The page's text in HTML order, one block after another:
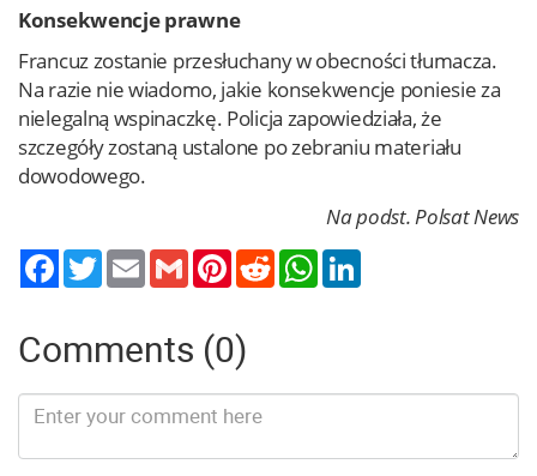
Konsekwencje prawne
Francuz zostanie przesłuchany w obecności tłumacza.
Na razie nie wiadomo, jakie konsekwencje poniesie za
nielegalną wspinaczkę. Policja zapowiedziała, że
szczegóły zostaną ustalone po zebraniu materiału
dowodowego.
Na podst. Polsat News
TwitterEmail Gmail PinterestReddit WhatsApp
Comments (0)